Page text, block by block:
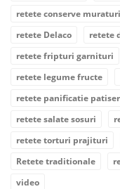
retete conserve muraturi
retete Delaco
retete
retete fripturi garnituri
retete legume fructe
retete panificatie
retete salate sosuri
retete torturi prajituri
Retete traditionale
video